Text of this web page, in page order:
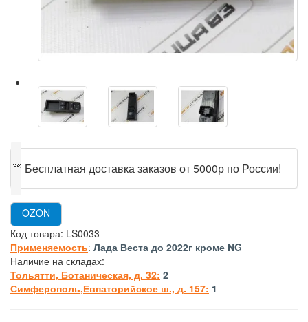
🎁 Бесплатная доставка заказов от 5000р по России!
OZON
Код товара: LS0033
Применяемость: Лада Веста до 2022г кроме NG
Наличие на складах:
Тольятти, Ботаническая, д. 32: 2
Симферополь,Евпаторийское ш., д. 157: 1